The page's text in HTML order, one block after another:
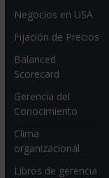
Negocios en USA
Fijación de Precios
Balanced
Scorecard
Gerencia del
Conocimiento
Clima
organizacional
Libros de gerencia